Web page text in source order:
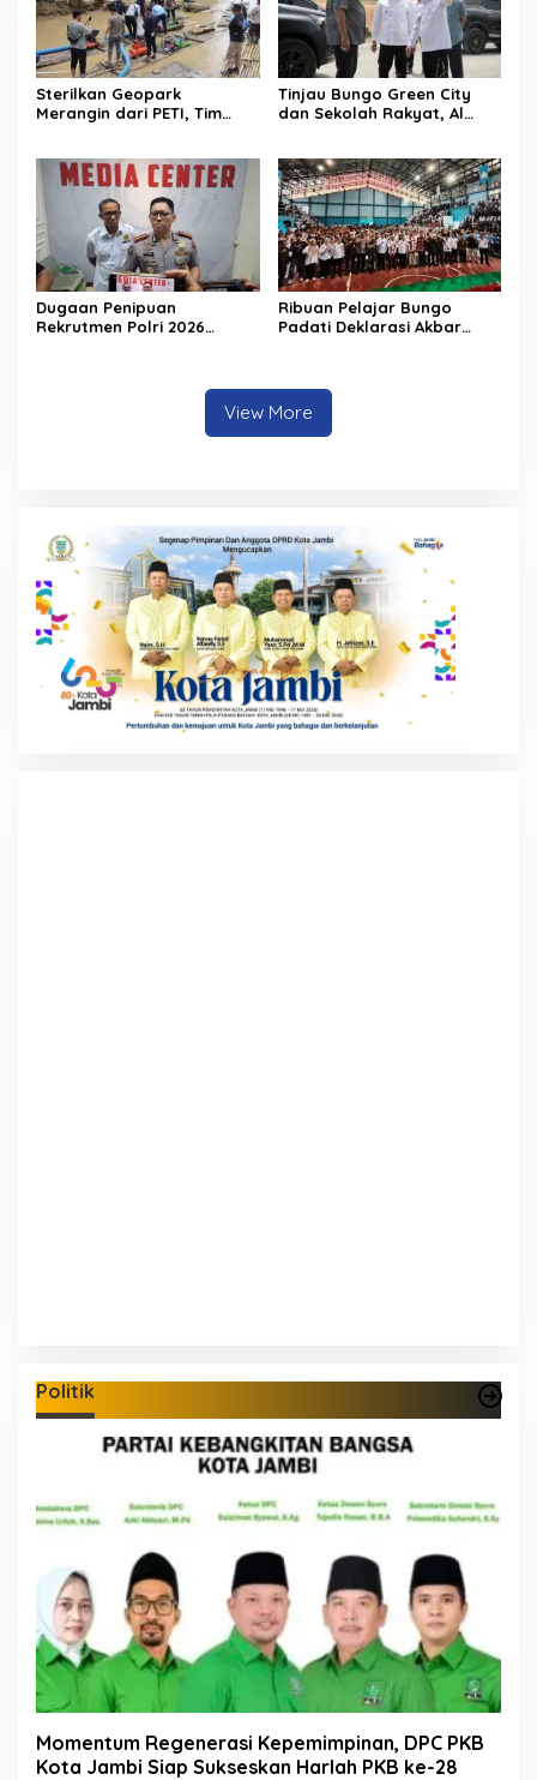
Sterilkan Geopark
Merangin dari PETI, Tim
Tinjau Bungo Green City
dan Sekolah Rakyat, Al
Infrastruktur
Dugaan Penipuan
Rekrutmen Polri 2026
Ribuan Pelajar Bungo
Padati Deklarasi Akbar
View More
Politik
Momentum Regenerasi Kepemimpinan, DPC PKB
Kota Jambi Siap Sukseskan Harlah PKB ke-28